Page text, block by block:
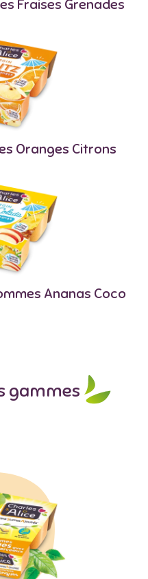
Fraises Grenades
Oranges Citrons
Ananas Coco
gammes